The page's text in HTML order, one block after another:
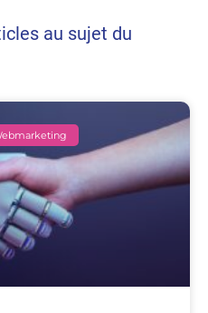
au sujet du